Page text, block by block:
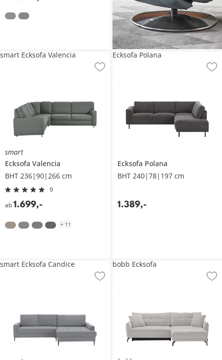
smart
Ecksofa Valencia
BHT 236|90|266 cm
9
ab1.699,-
smart Ecksofa Valencia
+ 11
Ecksofa Polana
BHT 240|78|197 cm
1.389,-
Ecksofa Polana
smart Ecksofa Candice bobb Ecksofa